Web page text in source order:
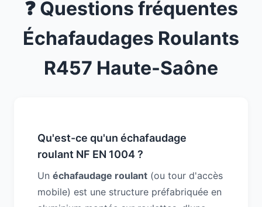
❓ Questions fréquentes
Échafaudages Roulants
R457 Haute-Saône
Qu'est-ce qu'un échafaudage
roulant NF EN 1004 ?
Un échafaudage roulant (ou tour d'accès
mobile) est une structure préfabriquée en